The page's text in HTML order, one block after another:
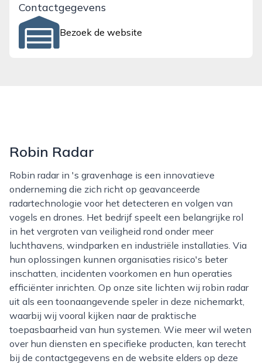
Contactgegevens
Bezoek de website
Robin Radar
Robin radar in 's gravenhage is een innovatieve
onderneming die zich richt op geavanceerde
radartechnologie voor het detecteren en volgen van
vogels en drones. Het bedrijf speelt een belangrijke rol
in het vergroten van veiligheid rond onder meer
luchthavens, windparken en industriële installaties. Via
hun oplossingen kunnen organisaties risico's beter
inschatten, incidenten voorkomen en hun operaties
efficiënter inrichten. Op onze site lichten wij robin radar
uit als een toonaangevende speler in deze nichemarkt,
waarbij wij vooral kijken naar de praktische
toepasbaarheid van hun systemen. Wie meer wil weten
over hun diensten en specifieke producten, kan terecht
bij de contactgegevens en de website elders op deze